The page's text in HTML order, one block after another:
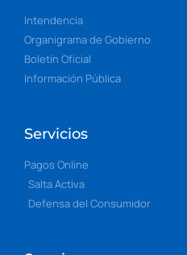
Intendencia
Organigrama de Gobierno
Boletín Oficial
Información Pública
Servicios
Pagos Online
Salta Activa
Defensa del Consumidor